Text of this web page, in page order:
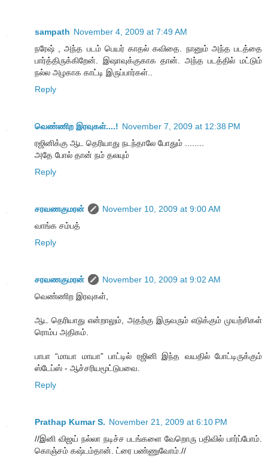
sampath November 4, 2009 at 7:49 AM
நரேஷ் , அந்த படம் பெயர் காதல் கவிதை. நானும் அந்த படத்தை
பார்த்திருக்கிறேன். இஷாவுக்குகாக தான். அந்த படத்தில் மட்டும்
நல்ல அழகாக காட்டி இருப்பார்கள்..
Reply
வெண்ணிற இரவுகள்....! November 7, 2009 at 12:38 PM
ரஜினிக்கு ஆட தெரியாது நடந்தாலே போதும் ........
அதே போல் தான் நம் தலயும்
Reply
சரவணகுமரன்
November 10, 2009 at 9:00 AM
வாங்க சம்பத்
Reply
சரவணகுமரன்
November 10, 2009 at 9:02 AM
வெண்ணிற இரவுகள்,
ஆட தெரியாது என்றாலும், அதற்கு இருவரும் எடுக்கும் முயற்சிகள்
ரொம்ப அதிகம்.
பாபா “மாயா மாயா” பாட்டில் ரஜினி இந்த வயதில் போட்டிருக்கும்
ஸ்டேப்ஸ் - ஆச்சரியமூட்டுபவை.
Reply
Prathap Kumar S. November 21, 2009 at 6:10 PM
//இனி விஜய் நல்லா நடிச்ச படங்களை வேறொரு பதிவில் பார்ப்போம்.
கொஞ்சம் கஷ்டம்தான். ட்ரை பண்ணுவோம்.//